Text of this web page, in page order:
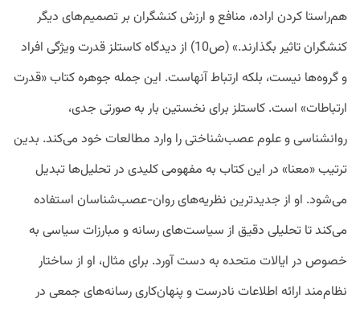
هم‌راستا کردن اراده، منافع و ارزش کنشگران بر تصمیم‌های دیگر
کنشگران تاثیر بگذارند.» (ص10) از دیدگاه کاستلز قدرت ویژگی افراد
و گروه‌ها نیست، بلکه ارتباط آنهاست. این جمله جوهره کتاب «قدرت
ارتباطات» است. کاستلز برای نخستین بار به صورتی جدی،
روانشناسی و علوم عصب‌شناختی را وارد مطالعات خود می‌کند. بدین
ترتیب «معنا» در این کتاب به مفهومی کلیدی در تحلیل‌ها تبدیل
می‌شود. او از جدیدترین نظریه‌های روان-عصب‌شناسان استفاده
می‌کند تا تحلیلی دقیق از سیاست‌های رسانه و مبارزات سیاسی به
خصوص در ایالات متحده به دست آورد. برای مثال، او از ساختار
نظام‌مند ارائه اطلاعات نادرست و پنهان‌کاری رسانه‌های جمعی در